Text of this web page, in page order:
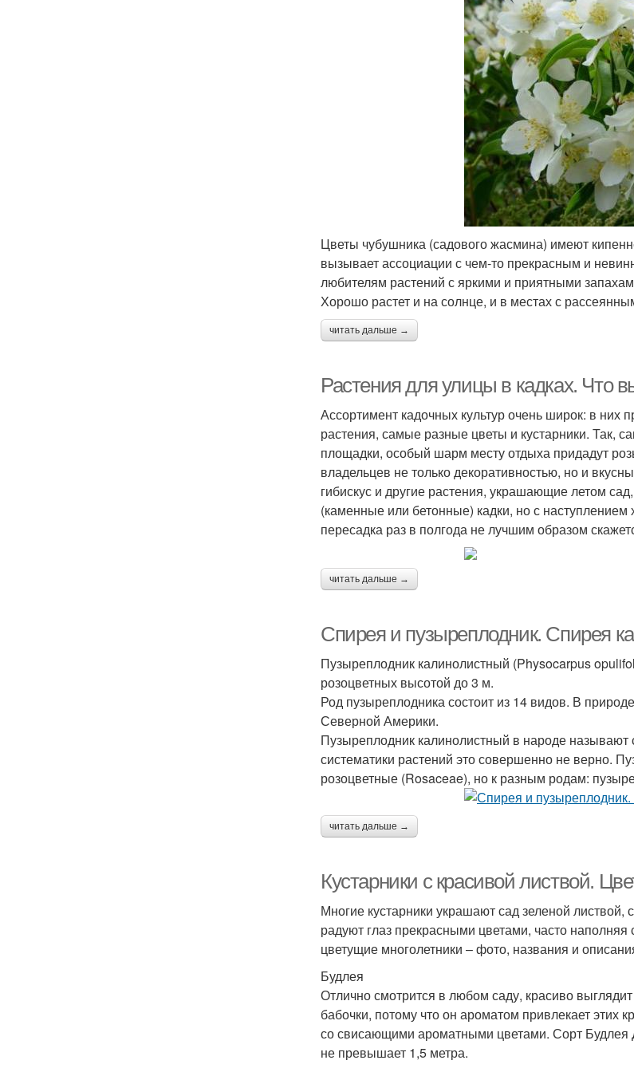
Цветы чубушника (садового жасмина) имеют
вызывает ассоциации с чем-то прекрасным и
любителям растений с яркими и приятными
Хорошо растет и на солнце, и в местах с
читать дальше →
Растения для улицы в кадках. Что
Ассортимент кадочных культур очень широк: в них
растения, самые разные цветы и кустарники. Так,
площадки, особый шарм месту отдыха придадут
владельцев не только декоративностью, но и
гибискус и другие растения, украшающие летом
(каменные или бетонные) кадки, но с
пересадка раз в полгода не лучшим образом
читать дальше →
Спирея и пузыреплодник. Спирея
Пузыреплодник калинолистный (Physocarpus
розоцветных высотой до 3 м.
Род пузыреплодника состоит из 14 видов. В
Северной Америки.
Пузыреплодник калинолистный в народе называют
систематики растений это совершенно не верно.
розоцветные (Rosaceae), но к разным родам:
читать дальше →
Кустарники с красивой листвой.
Многие кустарники украшают сад зеленой
радуют глаз прекрасными цветами, часто
цветущие многолетники – фото, названия и
Будлея
Отлично смотрится в любом саду, красиво
бабочки, потому что он ароматом привлекает этих
со свисающими ароматными цветами. Сорт Будлея
не превышает 1,5 метра.